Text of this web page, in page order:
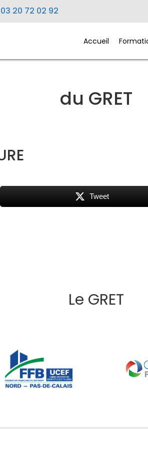
03 20 72 02 92
Accueil
du GRET
Tweet
Le GRET